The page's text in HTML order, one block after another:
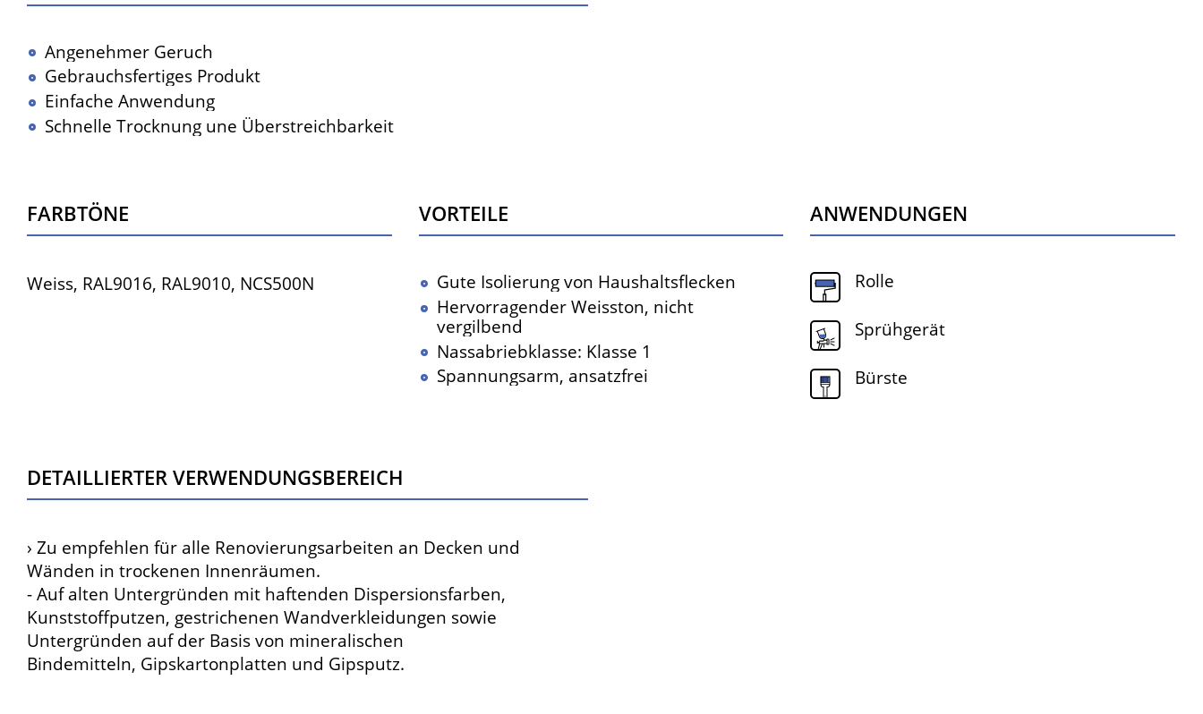
Angenehmer Geruch
Gebrauchsfertiges Produkt
Einfache Anwendung
Schnelle Trocknung une Überstreichbarkeit
Farbtöne
Weiss, RAL9016, RAL9010, NCS500N
Vorteile
Gute Isolierung von Haushaltsflecken
Hervorragender Weisston, nicht
vergilbend
Nassabriebklasse: Klasse 1
Spannungsarm, ansatzfrei
Anwendungen
Rolle
Sprühgerät
Bürste
Detaillierter Verwendungsbereich
› Zu empfehlen für alle Renovierungsarbeiten an Decken und
Wänden in trockenen Innenräumen.
- Auf alten Untergründen mit haftenden Dispersionsfarben,
Kunststoffputzen, gestrichenen Wandverkleidungen sowie
Untergründen auf der Basis von mineralischen
Bindemitteln, Gipskartonplatten und Gipsputz.